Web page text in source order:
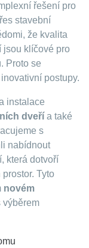
řešení pro
stavební
že kvalita
jsou klíčové pro
Proto se
postupy.
instalace
dveří a také
s
nabídnout
která dotvoří
Tyto
novém
výběrem